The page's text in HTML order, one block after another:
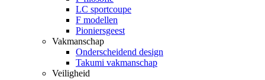
LC sportcoupe
F modellen
Pioniersgeest
Vakmanschap
Onderscheidend design
Takumi vakmanschap
Veiligheid